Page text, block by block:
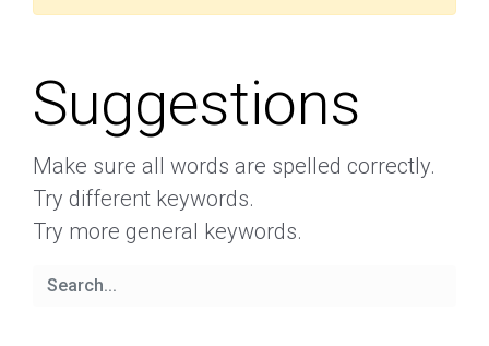
Suggestions
Make sure all words are spelled correctly.
Try different keywords.
Try more general keywords.